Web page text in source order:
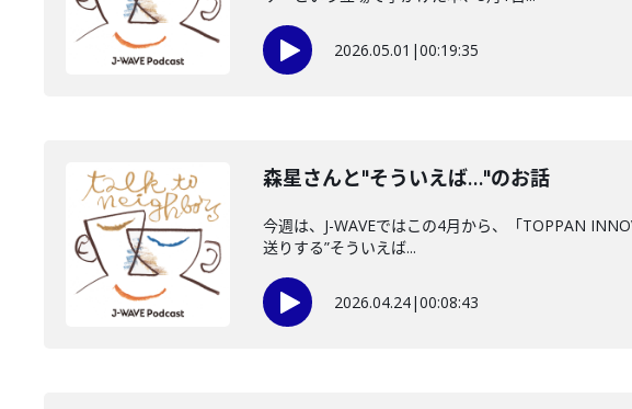
2026.05.01 |00:19:35
森星さんと"そういえば…"のお話
今週は、J-WAVEではこの4月から、「TOPPAN
送りする”そういえば...
2026.04.24|00:08:43